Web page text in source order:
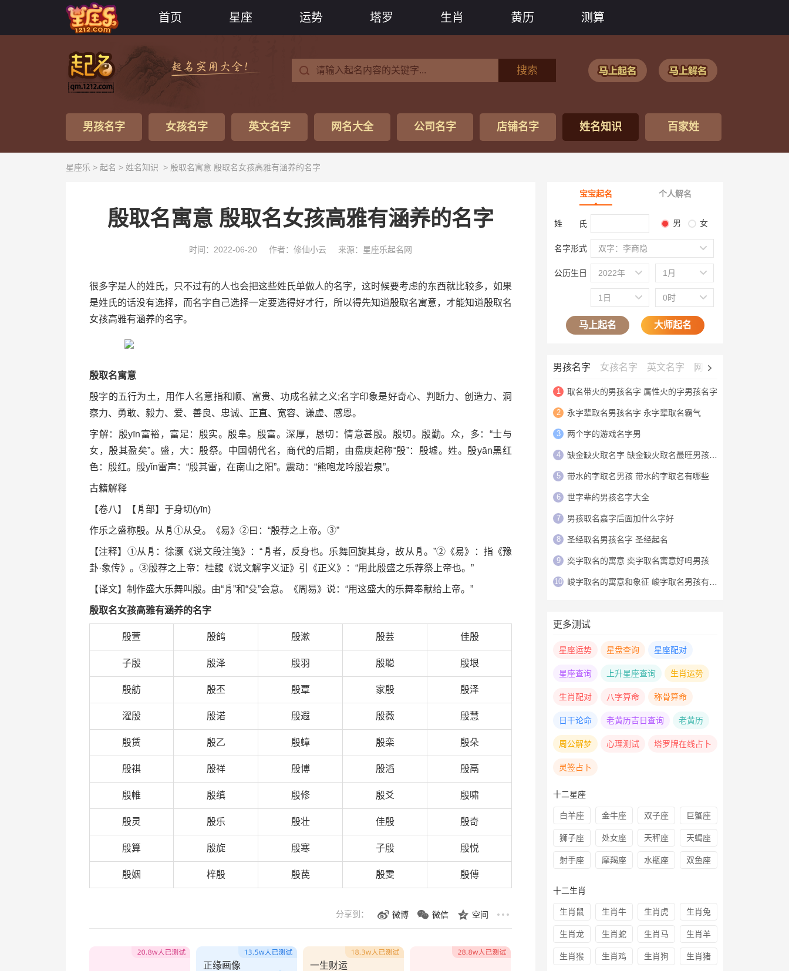
首页 星座 运势 塔罗 生肖 黄历 测算
搜索
男孩名字 女孩名字 英文名字 网名大全 公司名字 店铺名字 姓名知识 百家姓
星座乐 > 起名 > 姓名知识 > 殷取名寓意 殷取名女孩高雅有涵养的名字
殷取名寓意 殷取名女孩高雅有涵养的名字
时间：2022-06-20 作者：修仙小云 来源：星座乐起名网
很多字是人的姓氏，只不过有的人也会把这些姓氏单做人的名字，这时候要考虑的东西就比较多，如果
是姓氏的话没有选择，而名字自己选择一定要选得好才行，所以得先知道殷取名寓意，才能知道殷取名
女孩高雅有涵养的名字。
殷取名寓意
殷字的五行为土，用作人名意指和顺、富贵、功成名就之义;名字印象是好奇心、判断力、创造力、洞
察力、勇敢、毅力、爱、善良、忠诚、正直、宽容、谦虚、感恩。
字解：殷yīn富裕，富足：殷实。殷阜。殷富。深厚，恳切：情意甚殷。殷切。殷勤。众，多：“士与
女，殷其盈矣”。盛，大：殷祭。中国朝代名，商代的后期，由盘庚起称“殷”：殷墟。姓。殷yān黑红
色：殷红。殷yǐn雷声：“殷其雷，在南山之阳”。震动：“熊咆龙吟殷岩泉”。
古籍解释
【卷八】【㐆部】于身切(yīn)
作乐之盛称殷。从㐆①从殳。《易》②曰：“殷荐之上帝。③”
【注释】①从㐆：徐灏《说文段注笺》：“㐆者，反身也。乐舞回旋其身，故从㐆。”②《易》：指《豫
卦·象传》。③殷荐之上帝：桂馥《说文解字义证》引《正义》：“用此殷盛之乐荐祭上帝也。”
【译文】制作盛大乐舞叫殷。由“㐆”和“殳”会意。《周易》说：“用这盛大的乐舞奉献给上帝。”
殷取名女孩高雅有涵养的名字
殷萱 殷鸽 殷漱 殷芸 佳殷
子殷 殷泽 殷羽 殷聪 殷垠
殷舫 殷丕 殷覃 家殷 殷泽
濯殷 殷诺 殷遐 殷薇 殷慧
殷赁 殷乙 殷蟑 殷栾 殷朵
殷祺 殷祥 殷博 殷滔 殷鬲
殷帷 殷缜 殷修 殷爻 殷啸
殷灵 殷乐 殷壮 佳殷 殷奇
殷算 殷旋 殷寒 子殷 殷悦
殷姻 梓殷 殷苠 殷雯 殷傅
分享到： 微博 微信 空间
正缘画像 一生财运
宝宝起名 个人解名
姓 氏 男 女
名字形式 双字：李商隐
公历生日 2022年 1月
1日 0时
马上起名 大师起名
男孩名字 女孩名字 英文名字 网名大全
1 取名带火的男孩名字 属性火的字男孩名字
2 永字辈取名男孩名字 永字辈取名霸气
3 两个字的游戏名字男
4 缺金缺火取名字 缺金缺火取名最旺男孩名字
5 带水的字取名男孩 带水的字取名有哪些
6 世字辈的男孩名字大全
7 男孩取名嘉字后面加什么字好
8 圣经取名男孩名字 圣经起名
9 奕字取名的寓意 奕字取名寓意好吗男孩
10 峻字取名的寓意和象征 峻字取名男孩有寓意
更多测试
星座运势 星盘查询 星座配对
星座查询 上升星座查询 生肖运势
生肖配对 八字算命 称骨算命
日干论命 老黄历吉日查询 老黄历
周公解梦 心理测试 塔罗牌在线占卜
灵签占卜
十二星座
白羊座 金牛座 双子座 巨蟹座
狮子座 处女座 天秤座 天蝎座
射手座 摩羯座 水瓶座 双鱼座
十二生肖
生肖鼠 生肖牛 生肖虎 生肖兔
生肖龙 生肖蛇 生肖马 生肖羊
生肖猴 生肖鸡 生肖狗 生肖猪